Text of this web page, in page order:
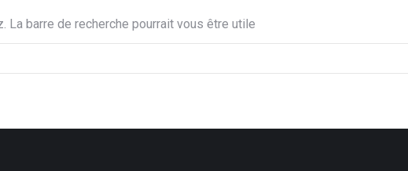
La barre de recherche pourrait vous être utile